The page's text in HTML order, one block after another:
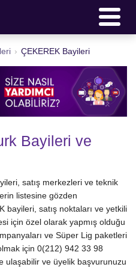
› ÇEKEREK Bayileri
Bayileri ve
satış merkezleri ve teknik
listesine gözden
bayileri, satış noktaları ve yetkili
için özel olarak yapmış olduğu
ve Süper Lig paketleri
için 0(212) 942 33 98
ulaşabilir ve üyelik başvurunuzu